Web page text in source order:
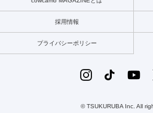
採用情報
プライバシーポリシー
© TSUKURUBA Inc. All